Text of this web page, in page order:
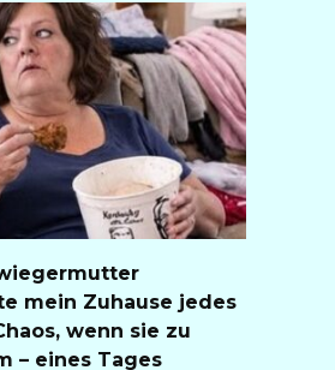
mein Zuhause jedes
wenn sie zu
– eines Tages